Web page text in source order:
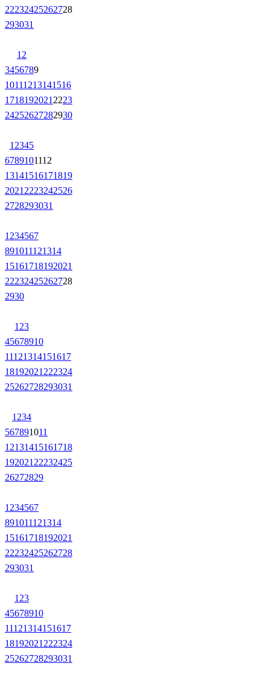
22232425262728
293031
1 2
3456789
10111213141516
1718192021 2223
24252627282930
1 2345
6789101112
13141516171819
2021 2223242526
2728293031
1 234567
891011121314
15161718192021
22232425262728
2930
1 23
45678910
11121314151617
18192021 222324
25262728293031
1 234
567891011
12131415161718
192021 22232425
26272829
1 234567
891011121314
15161718192021
22232425262728
293031
1 23
45678910
11121314151617
18192021 222324
25262728293031